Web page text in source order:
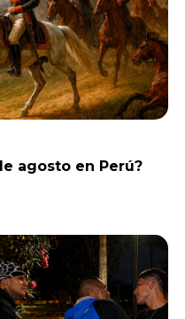
agosto en Perú?